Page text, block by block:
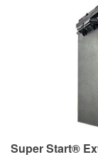
Super Start®